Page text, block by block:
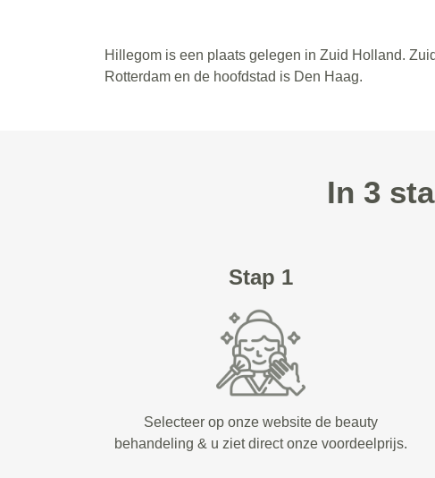
Hillegom is een plaats gelegen in Zuid Holland.
Rotterdam en de hoofdstad is Den Haag.
In 3
Stap 1
Selecteer op onze website de beauty
behandeling & u ziet direct onze voordeelprijs.